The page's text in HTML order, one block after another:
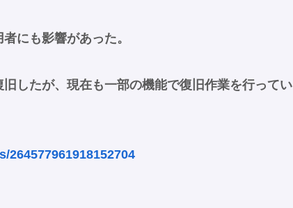
にも影響があった。
したが、現在も一部の機能で復旧作業を行ってい